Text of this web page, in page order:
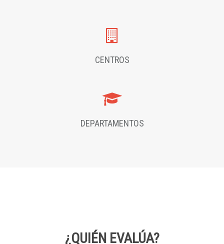
CENTROS
DEPARTAMENTOS
¿QUIÉN EVALÚA?